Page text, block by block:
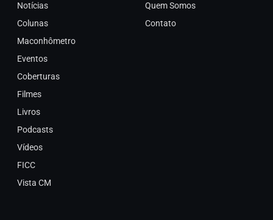
Notícias
Colunas
Maconhômetro
Eventos
Coberturas
Filmes
Livros
Podcasts
Vídeos
FICC
Vista CM
Quem Somos
Contato